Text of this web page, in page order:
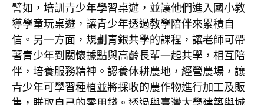
譬如，培訓青少年學習桌遊，並讓他們進入國小教
導學童玩桌遊，讓青少年透過教學陪伴來累積自
信。另一方面，規劃青銀共學的課程，讓老師可帶
著青少年到關懷據點與高齡長輩一起共學，相互陪
伴，培養服務精神。認養休耕農地，經營農場，讓
青少年可學習種植並將採收的農作物進行加工及販